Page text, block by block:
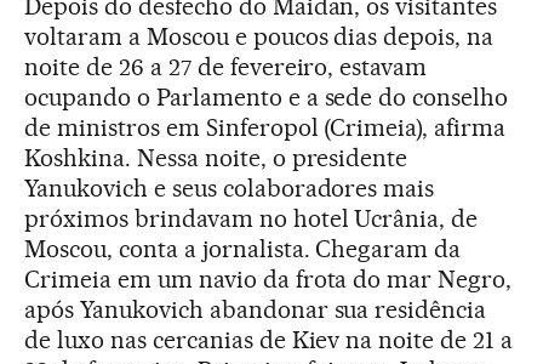
voltaram a Moscou e poucos dias depois, na
noite de 26 a 27 de fevereiro, estavam
ocupando o Parlamento e a sede do conselho
de ministros em Sinferopol (Crimeia), afirma
Koshkina. Nessa noite, o presidente
Yanukovich e seus colaboradores mais
próximos brindavam no hotel Ucrânia, de
Moscou, conta a jornalista. Chegaram da
Crimeia em um navio da frota do mar Negro,
após Yanukovich abandonar sua residência
de luxo nas cercanias de Kiev na noite de 21 a